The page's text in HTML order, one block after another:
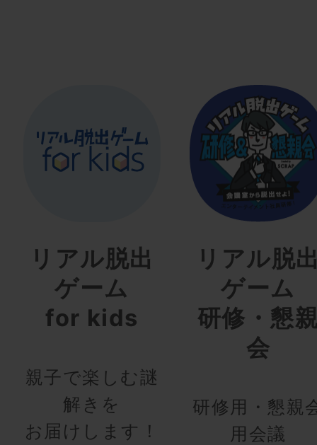
リアル脱出
ゲーム
for kids
親子で楽しむ謎
解きを
お届けします！
リアル脱
ゲーム
研修・懇
会
研修用・懇親
用会議